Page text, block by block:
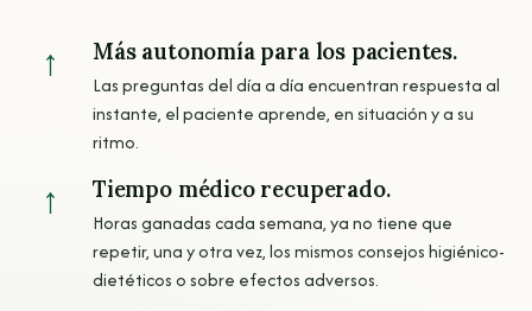
↑ Más autonomía para los pacientes.
Las preguntas del día a día encuentran respuesta al
instante, el paciente aprende, en situación y a su
ritmo.
↑ Tiempo médico recuperado.
Horas ganadas cada semana, ya no tiene que
repetir, una y otra vez, los mismos consejos higiénico-
dietéticos o sobre efectos adversos.